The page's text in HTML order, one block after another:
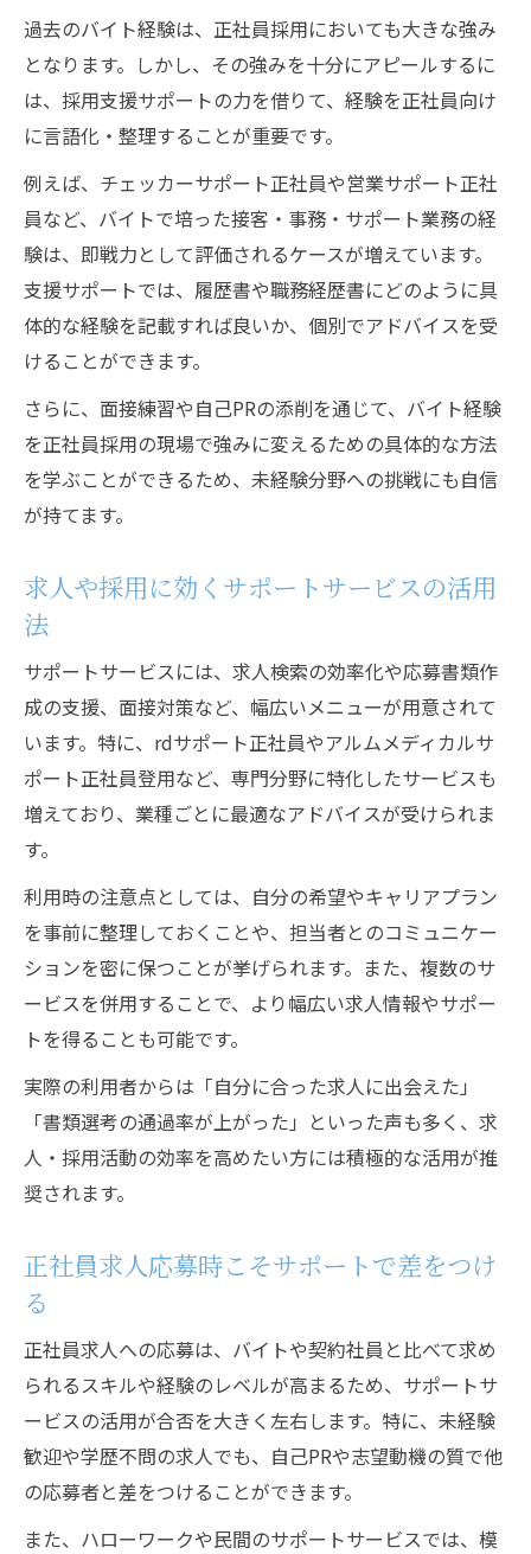
過去のバイト経験は、正社員採用においても大きな強み
となります。しかし、その強みを十分にアピールするに
は、採用支援サポートの力を借りて、経験を正社員向け
に言語化・整理することが重要です。
例えば、チェッカーサポート正社員や営業サポート正社
員など、バイトで培った接客・事務・サポート業務の経
験は、即戦力として評価されるケースが増えています。
支援サポートでは、履歴書や職務経歴書にどのように具
体的な経験を記載すれば良いか、個別でアドバイスを受
けることができます。
さらに、面接練習や自己PRの添削を通じて、バイト経験
を正社員採用の現場で強みに変えるための具体的な方法
を学ぶことができるため、未経験分野への挑戦にも自信
が持てます。
求人や採用に効くサポートサービスの活用
法
サポートサービスには、求人検索の効率化や応募書類作
成の支援、面接対策など、幅広いメニューが用意されて
います。特に、rdサポート正社員やアルムメディカルサ
ポート正社員登用など、専門分野に特化したサービスも
増えており、業種ごとに最適なアドバイスが受けられま
す。
利用時の注意点としては、自分の希望やキャリアプラン
を事前に整理しておくことや、担当者とのコミュニケー
ションを密に保つことが挙げられます。また、複数のサ
ービスを併用することで、より幅広い求人情報やサポー
トを得ることも可能です。
実際の利用者からは「自分に合った求人に出会えた」
「書類選考の通過率が上がった」といった声も多く、求
人・採用活動の効率を高めたい方には積極的な活用が推
奨されます。
正社員求人応募時こそサポートで差をつけ
る
正社員求人への応募は、バイトや契約社員と比べて求め
られるスキルや経験のレベルが高まるため、サポートサ
ービスの活用が合否を大きく左右します。特に、未経験
歓迎や学歴不問の求人でも、自己PRや志望動機の質で他
の応募者と差をつけることができます。
また、ハローワークや民間のサポートサービスでは、模